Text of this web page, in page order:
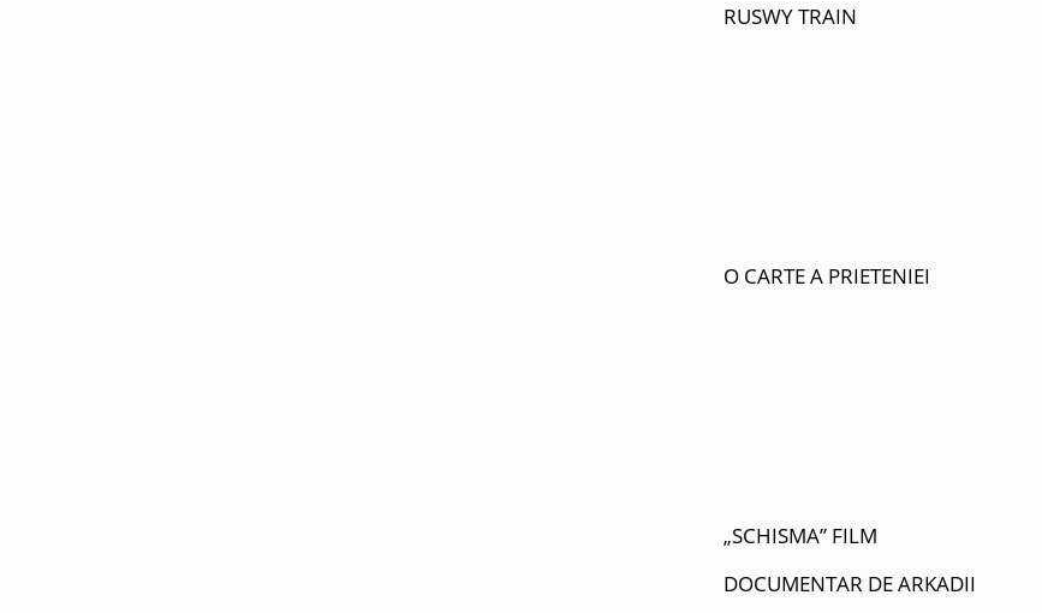
RUSWY TRAIN
O CARTE A PRIETENIEI
„SCHISMA” FILM
DOCUMENTAR DE ARKADII